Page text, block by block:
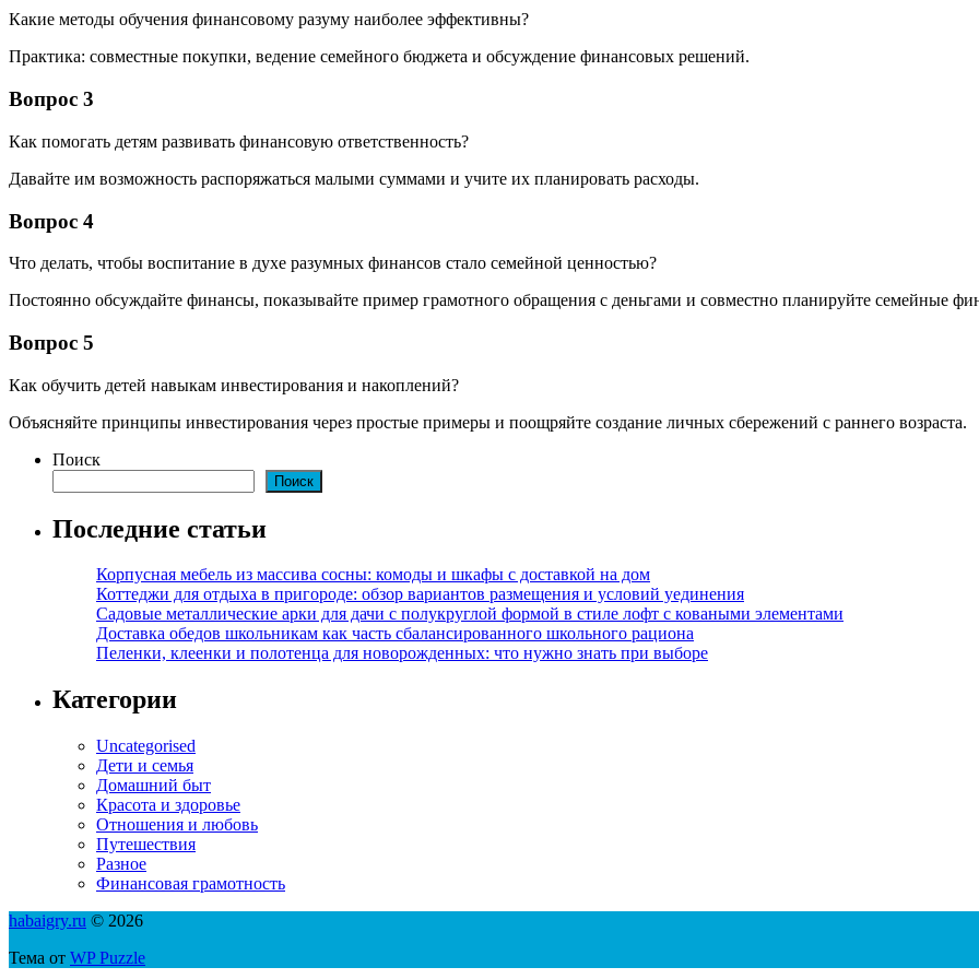
Какие методы обучения финансовому разуму наиболее эффективны?
Практика: совместные покупки, ведение семейного бюджета и обсуждение финансовых решений.
Вопрос 3
Как помогать детям развивать финансовую ответственность?
Давайте им возможность распоряжаться малыми суммами и учите их планировать расходы.
Вопрос 4
Что делать, чтобы воспитание в духе разумных финансов стало семейной ценностью?
Постоянно обсуждайте финансы, показывайте пример грамотного обращения с деньгами и совместно планируйте семейные
Вопрос 5
Как обучить детей навыкам инвестирования и накоплений?
Объясняйте принципы инвестирования через простые примеры и поощряйте создание личных сбережений с раннего возраста.
Поиск
Поиск
Последние статьи
Корпусная мебель из массива сосны: комоды и шкафы с доставкой на дом
Коттеджи для отдыха в пригороде: обзор вариантов размещения и условий уединения
Садовые металлические арки для дачи с полукруглой формой в стиле лофт с коваными элементами
Доставка обедов школьникам как часть сбалансированного школьного рациона
Пеленки, клеенки и полотенца для новорожденных: что нужно знать при выборе
Категории
Uncategorised
Дети и семья
Домашний быт
Красота и здоровье
Отношения и любовь
Путешествия
Разное
Финансовая грамотность
habaigry.ru © 2026
Тема от WP Puzzle